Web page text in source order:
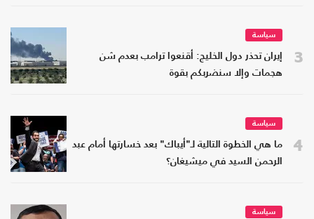
3
سياسة
إيران تحذر دول الخليج: أقنعوا ترامب بعدم شن
هجمات وإلا سنضربكم بقوة
4
سياسة
ما هي الخطوة التالية لـ"أيباك" بعد خسارتها أمام عبد
الرحمن السيد في ميشيغان؟
سياسة